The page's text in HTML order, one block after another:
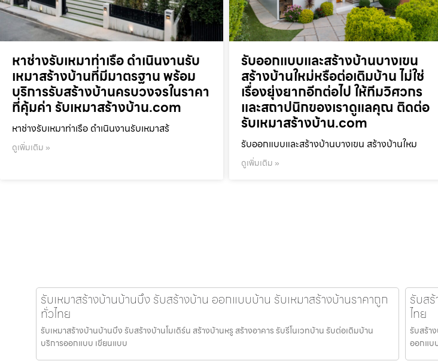
หาช่างรับเหมาท่าเรือ ดำเนินงานรับ
เหมาสร้างบ้านที่มีมาตรฐาน พร้อม
บริการรับสร้างบ้านครบวงจรในราคา
ที่คุ้มค่า รับเหมาสร้างบ้าน.com
หาช่างรับเหมาท่าเรือ ดำเนินงานรับเหมาสร้
ดูเพิ่มเติม »
รับออกแบบและสร้างบ้านบางเขน
สร้างบ้านใหม่หรือต่อเติมบ้าน ไม่ใช่
เรื่องยุ่งยากอีกต่อไป ให้ทีมวิศวกร
และสถาปนิกของเราดูแลคุณ ติดต่อ
รับเหมาสร้างบ้าน.com
รับออกแบบและสร้างบ้านบางเขน สร้างบ้านใหม
ดูเพิ่มเติม »
รับเหมาสร้างบ้านบ้านบึง รับสร้างบ้าน ออกแบบบ้าน รับเหมาสร้างบ้านราคาถูก
ทั่วไทย
รับเหมาสร้างบ้านบ้านบึง รับสร้างบ้านโมเดิร์น สร้างบ้านหรู สร้างอาคาร รับรีโนเวทบ้าน รับต่อเติมบ้าน
บริการออกแบบ เขียนแบบ
รับส
ไทย
รับสร้า
ออกแบ